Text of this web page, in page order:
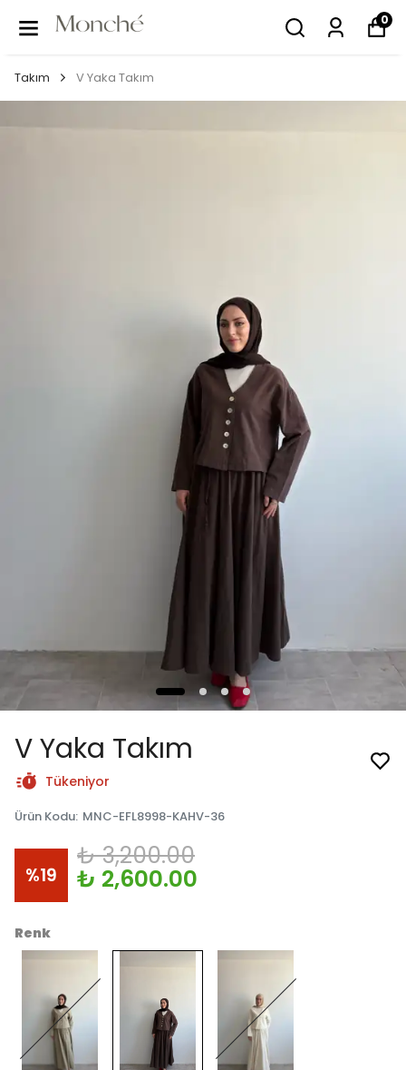
0
Takım V Yaka Takım
V Yaka Takım
Tükeniyor
Ürün Kodu: MNC-EFL8998-KAHV-36
%19
₺ 3,200.00
₺ 2,600.00
Renk